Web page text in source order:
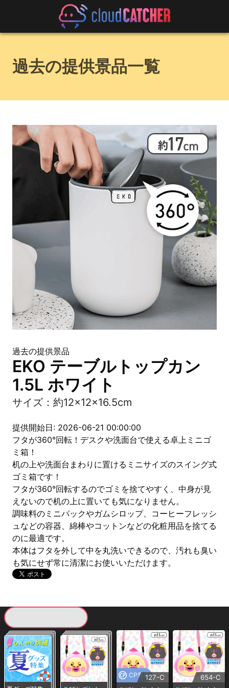
過去の提供景品一覧
過去の提供景品
EKO テーブルトップカン
1.5L ホワイト
サイズ：約12×12×16.5cm
提供開始日: 2026-06-21 00:00:00
フタが360°回転！デスクや洗面台で使える卓上ミニゴ
ミ箱！
机の上や洗面台まわりに置けるミニサイズのスイング式
ゴミ箱です！
フタが360°回転するのでゴミを捨てやすく、中身が見
えないので机の上に置いても気になりません。
調味料のミニパックやガムシロップ、コーヒーフレッシ
ュなどの容器、綿棒やコットンなどの化粧用品を捨てる
のに最適です。
本体はフタを外して中を丸洗いできるので、汚れも臭い
も気にせず常に清潔にお使いいただけます。
CP専用127-C 654-C